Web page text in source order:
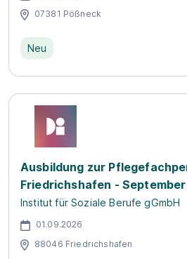
07381 Pößneck
Neu
Ausbildung zur
Friedrichshafen -
Institut für Soziale Berufe gGmbH
01.09.2026
88046 Friedrichshafen